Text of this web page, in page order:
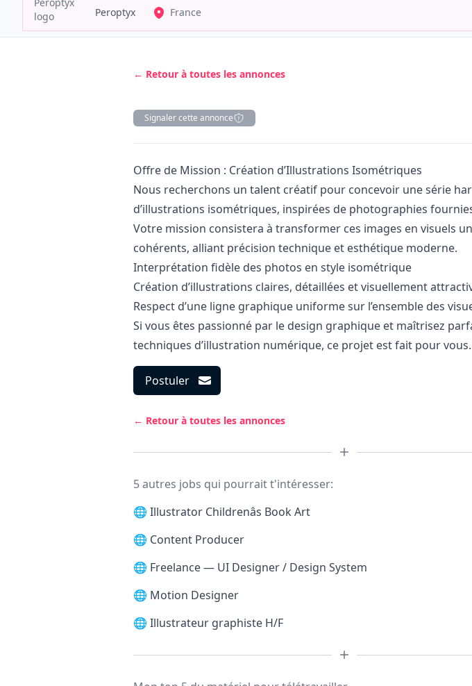
Peroptyx France
← Retour à toutes les annonces
Signaler cette annonce
Description
Offre de Mission : Création d’Illustrations Isométriques
Nous recherchons un talent créatif pour concevoir une série
d’illustrations isométriques, inspirées de photographies
Votre mission consistera à transformer ces images en visuels
cohérents, alliant précision technique et esthétique moderne.
Interprétation fidèle des photos en style isométrique
Création d’illustrations claires, détaillées et visuellement
Respect d’une ligne graphique uniforme sur l’ensemble des
Si vous êtes passionné par le design graphique et maîtrisez
techniques d’illustration numérique, ce projet est fait pour vous.
Postuler
← Retour à toutes les annonces
5 autres jobs qui pourrait t'intéresser:
🌐 Illustrator Childrenâs Book Art
🌐 Content Producer
🌐 Freelance — UI Designer / Design System
🌐 Motion Designer
🌐 Illustrateur graphiste H/F